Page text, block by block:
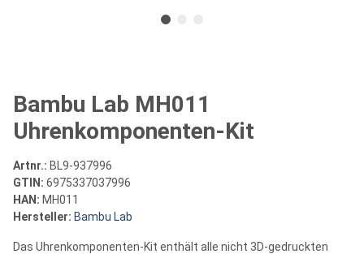
Bambu Lab MH011
Uhrenkomponenten-Kit
Artnr.: BL9-937996
GTIN: 6975337037996
HAN: MH011
Hersteller: Bambu Lab
Das Uhrenkomponenten-Kit enthält alle nicht 3D-gedruckten